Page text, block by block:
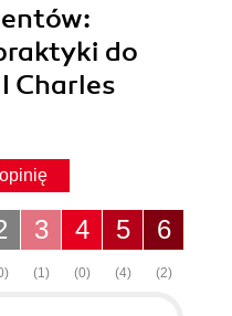
do
Charles
6
(2)
5
(4)
4
(0)
3
(1)